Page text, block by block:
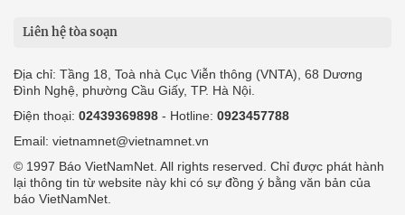
Liên hệ tòa soạn
Địa chỉ: Tầng 18, Toà nhà Cục Viễn thông (VNTA), 68 Dương
Đình Nghệ, phường Cầu Giấy, TP. Hà Nội.
Điện thoại: 02439369898 - Hotline: 0923457788
Email: vietnamnet@vietnamnet.vn
© 1997 Báo VietNamNet. All rights reserved. Chỉ được phát hành
lại thông tin từ website này khi có sự đồng ý bằng văn bản của
báo VietNamNet.